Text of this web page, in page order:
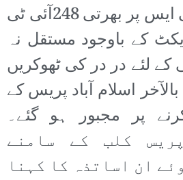
2014ء میں این ٹی ایس پر بھرتی 248آئی ٹی
کے باوجود مستقل نہ
لئے در در کی ٹھوکریں
اسلام آباد پریس کے
پر مجبور ہو گئے۔
پریس کلب کے سامنے
ان اساتذہ کا کہنا